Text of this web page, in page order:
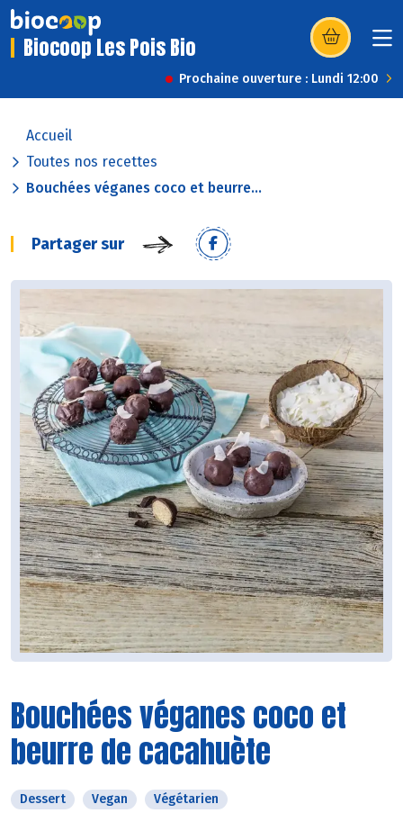
Biocoop Les Pois Bio (s’ouvre dans
Prochaine ouverture : Lundi 12:00
Accueil
Toutes nos recettes
Bouchées véganes coco et beurre...
Partager sur
Bouchées véganes coco et
beurre de cacahuète
Dessert Vegan Végétarien